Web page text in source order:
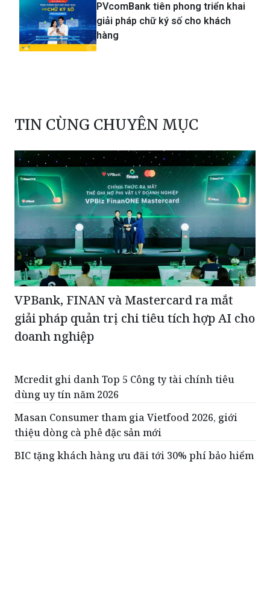
PVcomBank tiên phong triển khai
giải pháp chữ ký số cho khách
hàng
TIN CÙNG CHUYÊN MỤC
VPBank, FINAN và Mastercard ra mắt
giải pháp quản trị chi tiêu tích hợp AI cho
doanh nghiệp
Mcredit ghi danh Top 5 Công ty tài chính tiêu
dùng uy tín năm 2026
Masan Consumer tham gia Vietfood 2026, giới
thiệu dòng cà phê đặc sản mới
BIC tặng khách hàng ưu đãi tới 30% phí bảo hiểm